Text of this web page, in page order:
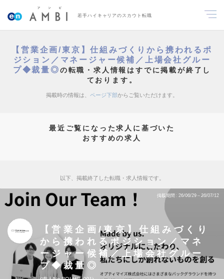
若手ハイキャリアのスカウト転職
【営業企画/東京】仕組みづくりから携われるポ
ジション／マネージャー候補／上場会社グルー
プ◆裁量◎の転職・求人情報はすでに掲載が終了し
ております。
掲載時の情報は、 ページ下部からご覧いただけます。
最近ご覧になった求人に基づいた
おすすめの求人
以下、掲載終了した転職・求人情報です。
掲載期間 26/06/29～26/07/12
【営業企画/東京】仕組みづくり
から携われるポジション／マネ
ージャー候補／上場会社グルー
プ◆裁量◎